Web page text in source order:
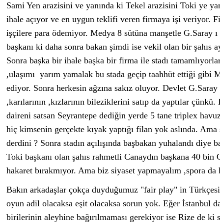
Sami Yen arazisini ve yanında ki Tekel arazisini Toki ye
ihale açıyor ve en uygun teklifi veren firmaya işi veriyor.
işçilere para ödemiyor. Medya 8 sütüna manşetle G.Saray
başkanı ki daha sonra bakan şimdi ise vekil olan bir şahıs
Sonra başka bir ihale başka bir firma ile stadı
,ulaşımı yarım yamalak bu stada geçip taahhüt ettiği gibi
ediyor. Sonra herkesin ağzına sakız oluyor. Devlet G.Saray
,karılarının ,kızlarının bileziklerini satıp da yaptılar
daireni satsan Seyrantepe dediğin yerde 5 tane triplex
hiç kimsenin gerçekte kıyak yaptığı filan yok aslında.
derdini ? Sonra stadın açılışında başbakan yuhalandı diye
Toki başkanı olan şahıs rahmetli Canaydın başkana 40 bin
hakaret bırakmıyor. Ama biz siyaset yapmayalım ,spora da
Bakın arkadaşlar çokça duyduğumuz "fair play" in
oyun adil olacaksa eşit olacaksa sorun yok. Eğer İstanbul
birilerinin aleyhine bağırılmaması gerekiyor ise Rize de ki